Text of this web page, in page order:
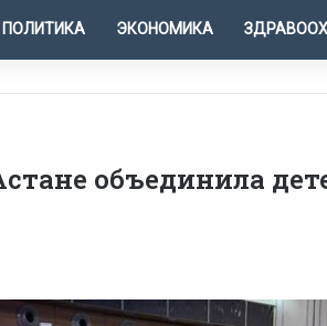
ПОЛИТИКА ЭКОНОМИКА
объединила